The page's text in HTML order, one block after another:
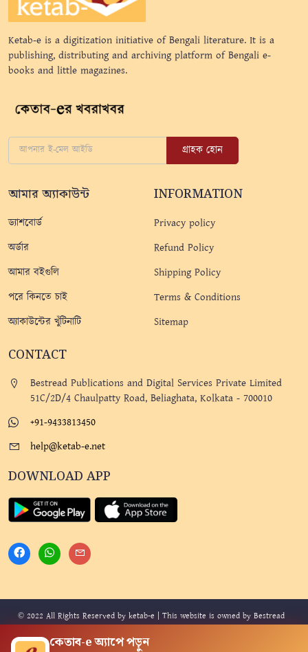
Ketab-e is a digitization initiative of Bengali literature. It is a
publishing, distributing and archiving platform of Bengali e-
books and little magazines.
গ্রাহক হোন
আমার অ্যাকাউন্ট
ড্যাশবোর্ড
অর্ডার
আমার বইগুলি
পরে কিনতে চাই
অ্যাকাউন্টের খুঁটিনাটি
INFORMATION
Privacy policy
Refund Policy
Shipping Policy
Terms & Conditions
Sitemap
CONTACT
Bestread Publications and Digital Services Private Limited
51C/2D/4 Chaulpatty Road, Beliaghata, Kolkata - 700010
+91-9433813450
help@ketab-e.net
DOWNLOAD APP
© 2022 All Rights Reserved by ketab-e | This website is owned by Bestread
কেতাব-e অ্যাপে পড়ুন